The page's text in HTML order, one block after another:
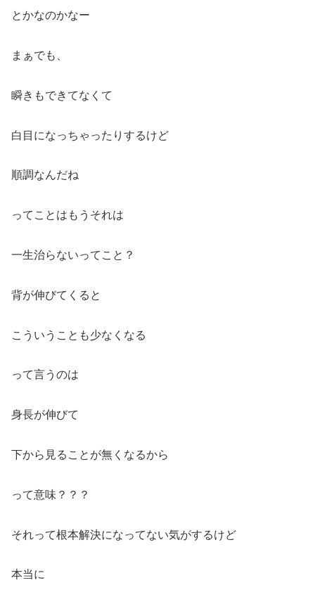
とかなのかなー
まぁでも、
瞬きもできてなくて
白目になっちゃったりするけど
順調なんだね
ってことはもうそれは
一生治らないってこと？
背が伸びてくると
こういうことも少なくなる
って言うのは
身長が伸びて
下から見ることが無くなるから
って意味？？？
それって根本解決になってない気がするけど
本当に